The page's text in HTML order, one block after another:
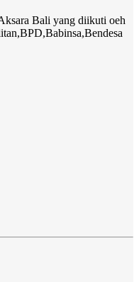
Bali yang diikuti oeh